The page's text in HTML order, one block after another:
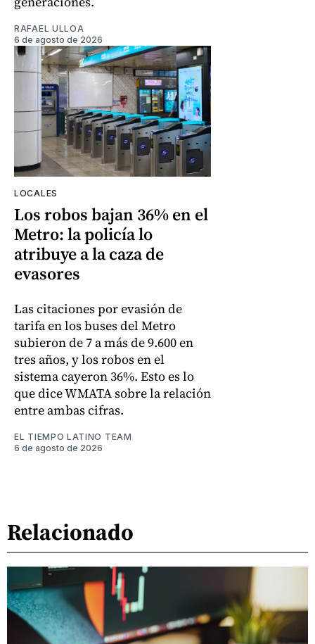
RAFAEL ULLOA
6 de agosto de 2026
LOCALES
Los robos bajan 36% en el
Metro: la policía lo
atribuye a la caza de
evasores
Las citaciones por evasión de
tarifa en los buses del Metro
subieron de 7 a más de 9.600 en
tres años, y los robos en el
sistema cayeron 36%. Esto es lo
que dice WMATA sobre la relación
entre ambas cifras.
EL TIEMPO LATINO TEAM
6 de agosto de 2026
Relacionado